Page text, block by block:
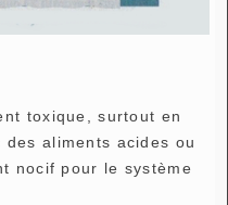
toxique, surtout en
aliments acides ou
nocif pour le système